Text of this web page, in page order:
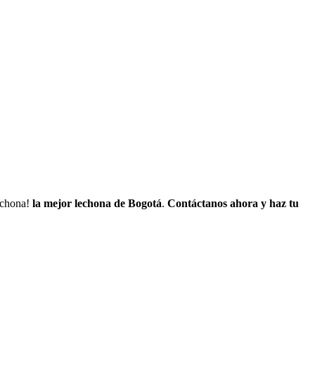
la mejor lechona de Bogotá. Contáctanos ahora y haz tu